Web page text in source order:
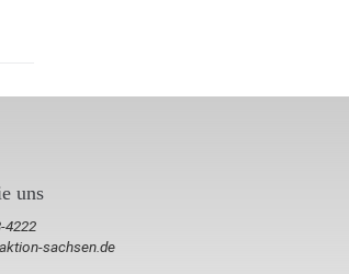
uns
4222
sachsen.de